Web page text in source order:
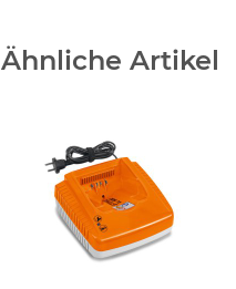
Ähnliche Artikel